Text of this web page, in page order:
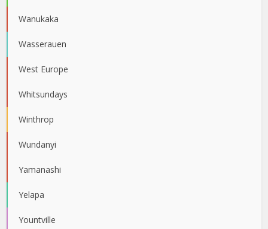
Wanukaka
Wasserauen
West Europe
Whitsundays
Winthrop
Wundanyi
Yamanashi
Yelapa
Yountville